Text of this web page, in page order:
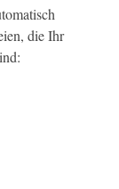
die Ihr